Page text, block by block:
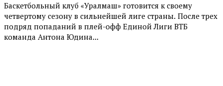
Баскетбольный клуб «Уралмаш» готовится к своему
четвертому сезону в сильнейшей лиге страны. После трех
подряд попаданий в плей-офф Единой Лиги ВТБ
команда Антона Юдина...